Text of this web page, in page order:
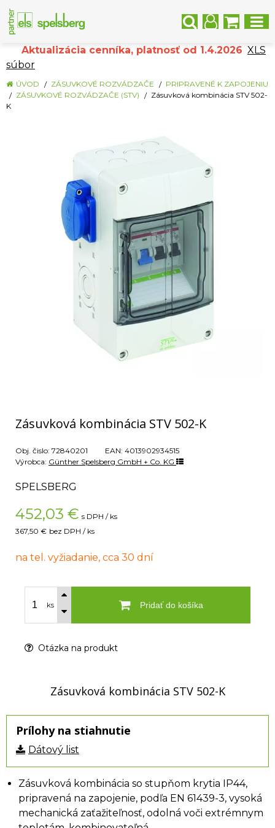
Aktualizácia cenníka, platnosť od 1.4.2026 XLS
súbor
ÚVOD ZÁSUVKOVÉ ROZVÁDZAČE
PRIPRAVENÉ K ZAPOJENIU
ZÁSUVKOVÉ ROZVÁDZAČE (STV)
Zásuvková kombinácia STV 502-
K
Zásuvková kombinácia STV 502-K
Obj. čislo: 72840201 EAN: 4013902934515
Výrobca: Günther Spelsberg GmbH + Co. KG
SPELSBERG
452,03 € s DPH / ks
367,50 € bez DPH / ks
na tel. vyžiadanie, cca 30 dní
ks Pridať do košíka
Otázka na produkt
Zásuvková kombinácia STV 502-K
Prílohy na stiahnutie
Dátový list
Zásuvková kombinácia so stupňom krytia IP44,
pripravená na zapojenie, podľa EN 61439-3, vysoká
mechanická zaťažiteľnosť, odolná voči extrémnym